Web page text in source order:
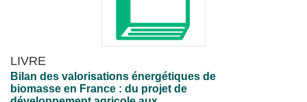
LIVRE
Bilan des valorisations énergétiques de
biomasse en France : du projet de